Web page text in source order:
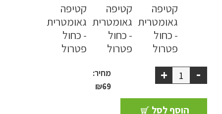
פינות ישיבה
ספסל אחסון
כריות נוי
ריהוט לבית
אקססוריז
-
+
מחיר:
₪69
הוסף לסל